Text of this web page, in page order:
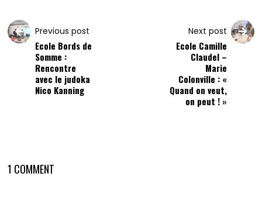
Previous post
Ecole Bords de
Somme :
Rencontre
avec le judoka
Nico Kanning
Next post
Ecole Camille
Claudel –
Marie
Colonville : «
Quand on veut,
on peut ! »
1 COMMENT